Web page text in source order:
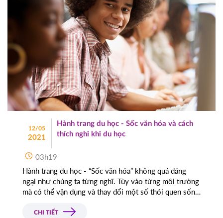
12/05
2021
Hành trang du học - Sốc văn hóa và cách
thích nghi khi du học
03h19
Hành trang du học - “Sốc văn hóa” không quá đáng
ngại như chúng ta từng nghĩ. Tùy vào từng môi trường
mà có thể vận dụng và thay đổi một số thói quen sống
CHI TIẾT